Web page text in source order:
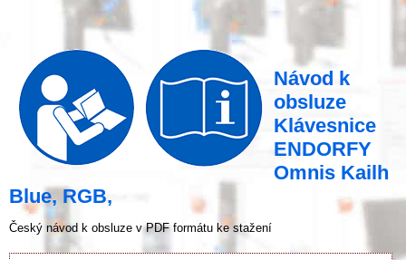
Návod k
obsluze
Klávesnice
ENDORFY
Omnis Kailh
Blue, RGB,
Český návod k obsluze v PDF formátu ke stažení